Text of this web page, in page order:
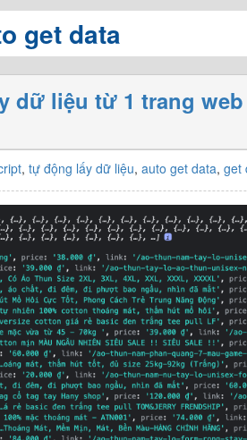
get data
dữ liệu từ 1 trang
, tự động lấy dữ liệu, auto get data, get